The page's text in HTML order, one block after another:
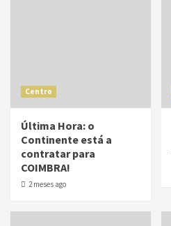
Centro
Última Hora: o
Continente está a
contratar para
COIMBRA!
2 meses ago